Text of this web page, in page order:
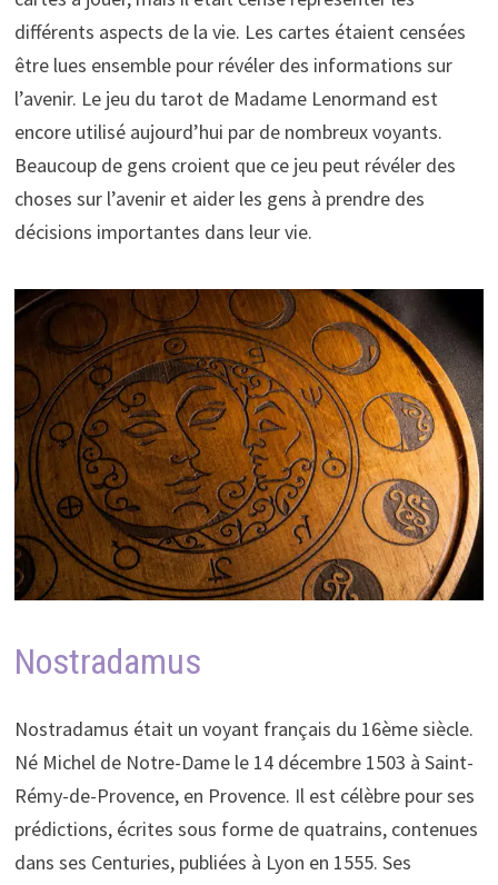
différents aspects de la vie. Les cartes étaient censées
être lues ensemble pour révéler des informations sur
l’avenir. Le jeu du tarot de Madame Lenormand est
encore utilisé aujourd’hui par de nombreux voyants.
Beaucoup de gens croient que ce jeu peut révéler des
choses sur l’avenir et aider les gens à prendre des
décisions importantes dans leur vie.
Nostradamus
Nostradamus était un voyant français du 16ème siècle.
Né Michel de Notre-Dame le 14 décembre 1503 à Saint-
Rémy-de-Provence, en Provence. Il est célèbre pour ses
prédictions, écrites sous forme de quatrains, contenues
dans ses Centuries, publiées à Lyon en 1555. Ses